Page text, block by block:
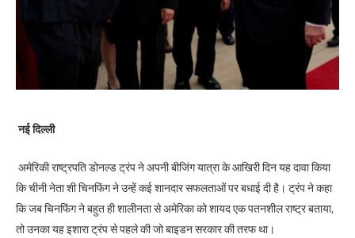
नई दिल्ली
अमेरिकी राष्ट्रपति डोनल्ड ट्रंप ने अपनी बीजिंग यात्रा के आखिरी दिन यह दावा किया
कि चीनी नेता शी चिनफिंग ने उन्हें कई शानदार सफलताओं पर बधाई दी है। ट्रंप ने कहा
कि जब चिनफिंग ने बहुत ही शालीनता से अमेरिका को शायद एक पतनशील राष्ट्र बताया,
तो उनका यह इशारा ट्रंप से पहले की जो बाइडन सरकार की तरफ था।